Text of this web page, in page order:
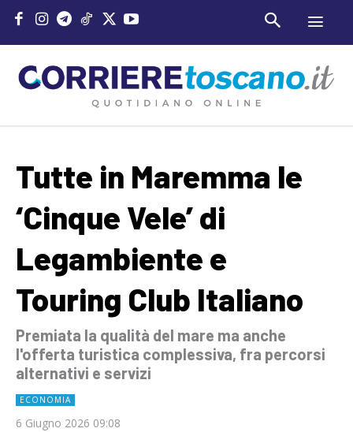
Tutte in Maremma le
‘Cinque Vele’ di
Legambiente e
Touring Club Italiano
Premiata la qualità del mare ma anche
l'offerta turistica complessiva, fra percorsi
alternativi e servizi
ECONOMIA
6 Giugno 2026 09:08